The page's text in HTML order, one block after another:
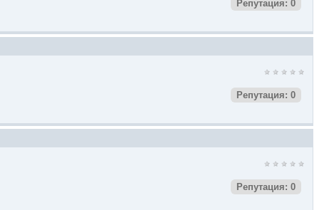
Репутация: 0
Репутация: 0
Репутация: 0